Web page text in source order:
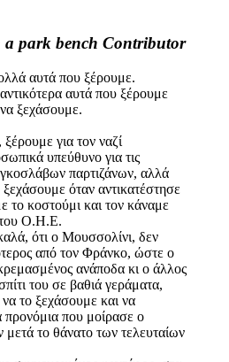
park bench Contributor
αυτά που ξέρουμε.
αυτά που ξέρουμε
ξεχάσουμε.
για τον ναζί
υπεύθυνο για τις
παρτιζάνων, αλλά
ξεχάσουμε όταν αντικατέστησε
το κοστούμι και τον κάναμε
Ο.Η.Ε.
ότι ο Μουσσολίνι, δεν
από τον Φράνκο, ώστε ο
ανάποδα κι ο άλλος
του σε βαθιά γεράματα,
το ξεχάσουμε και να
προνόμια που μοίρασε ο
μετά το θάνατο των τελευταίων